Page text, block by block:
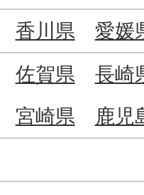
香川県 愛媛
佐賀県
長崎
宮崎県
鹿児